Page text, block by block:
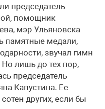
председатель
помощник
мэр Ульяновска
памятные медали,
звучал гимн
лишь до тех пор,
председатель
Капустина. Ее
других, если бы